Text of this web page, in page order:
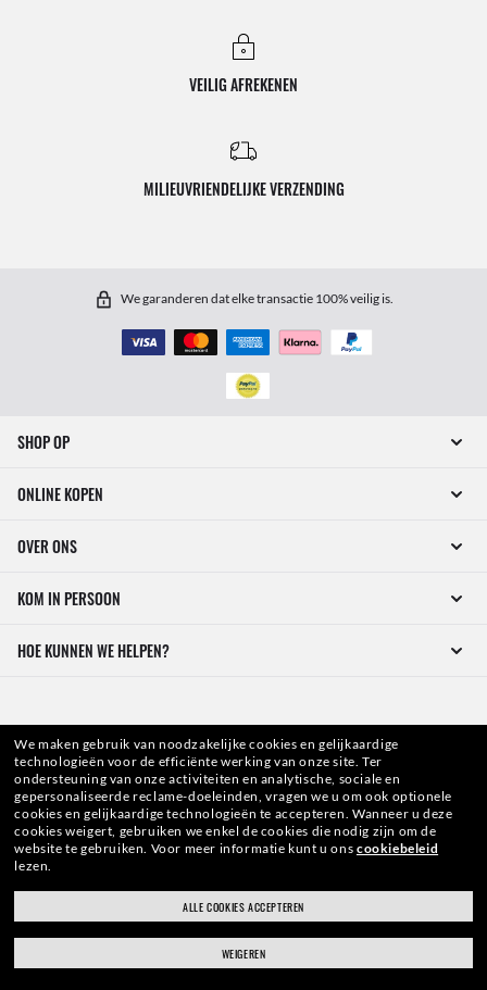
VEILIG AFREKENEN
MILIEUVRIENDELIJKE VERZENDING
We garanderen dat elke transactie 100% veilig is.
SHOP OP
ONLINE KOPEN
OVER ONS
KOM IN PERSOON
HOE KUNNEN WE HELPEN?
WebID # 105 197 271
WAARSCHUWINGEN EN VEILIGHEIDSINFORMATIE OVER PRODUCTEN
BELEID INZAKE GEGEVENSBESCHERMING
We maken gebruik van noodzakelijke cookies en gelijkaardige
technologieën voor de efficiënte werking van onze site. Ter
ondersteuning van onze activiteiten en analytische, sociale en
gepersonaliseerde reclame-doeleinden, vragen we u om ook optionele
cookies en gelijkaardige technologieën te accepteren. Wanneer u deze
cookies weigert, gebruiken we enkel de cookies die nodig zijn om de
website te gebruiken. Voor meer informatie kunt u ons cookiebeleid
lezen.
ALLE COOKIES ACCEPTEREN
WEIGEREN